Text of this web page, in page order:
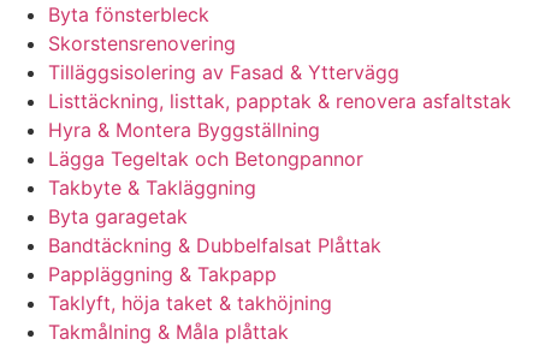
Byta fönsterbleck
Skorstensrenovering
Tilläggsisolering av Fasad & Yttervägg
Listtäckning, listtak, papptak & renovera asfaltstak
Hyra & Montera Byggställning
Lägga Tegeltak och Betongpannor
Takbyte & Takläggning
Byta garagetak
Bandtäckning & Dubbelfalsat Plåttak
Pappläggning & Takpapp
Taklyft, höja taket & takhöjning
Takmålning & Måla plåttak